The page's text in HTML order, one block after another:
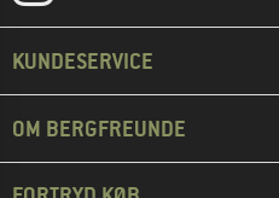
KUNDESERVICE
OM BERGFREUNDE